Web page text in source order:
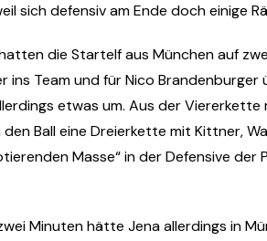
sich defensiv am Ende doch einige
die Startelf aus München auf
ins Team und für Nico Brandenburger
etwas um. Aus der
Ball eine Dreierkette mit Kittner,
Masse“ in der Defensive
Minuten hätte Jena allerdings in